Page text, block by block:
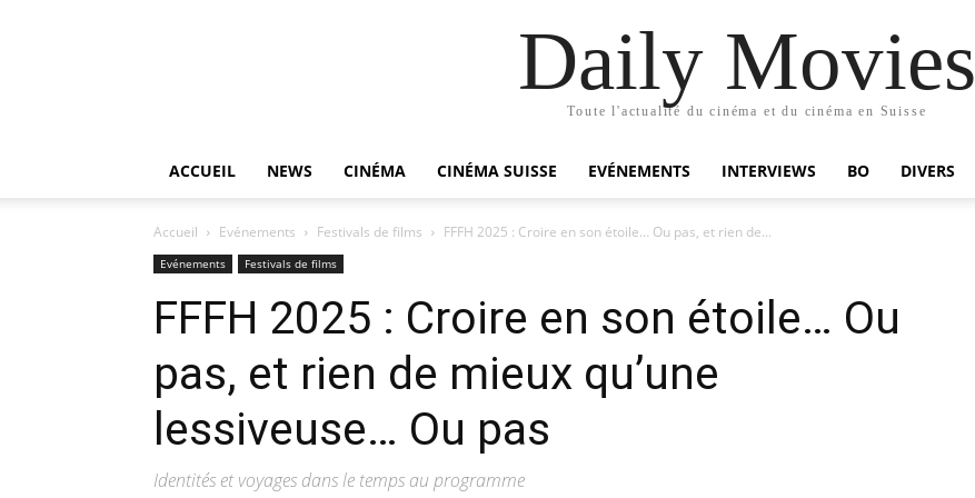
Daily Movies
Toute l'actualité du cinéma et du cinéma en Suisse
ACCUEIL NEWS CINÉMA CINÉMA SUISSE EVÉNEMENTS INTERVIEWS BO DIVERS
Accueil Evénements Festivals de films FFFH 2025 : Croire en son étoile… Ou pas, et rien de...
Evénements Festivals de films
FFFH 2025 : Croire en son étoile… Ou
pas, et rien de mieux qu’une
lessiveuse… Ou pas
Identités et voyages dans le temps au programme